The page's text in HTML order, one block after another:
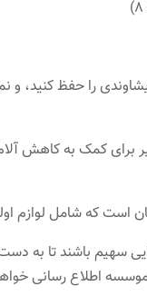
را حفظ کنید، و
برای کمک به کاهش
است که شامل لوازم
سهیم باشند تا به
موسسه اطلاع رسانی